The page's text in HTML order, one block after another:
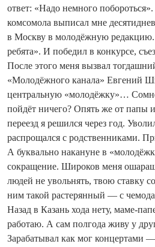
ответ: «Надо немного
комсомола выписал мне
в Москву в молодёжную
ребята». И победил в конкурсе,
После этого меня вызвал
«Молодёжного канала» Евгений
центральную «молодёжку»…
пойдёт ничего? Опять же от папы
переезд я решился через год.
распрощался с родственниками.
А буквально накануне в
сокращение. Широков меня
людей не увольнять, твою ставку
ним такой растерянный — с
Назад в Казань хода нету, маме-
работаю. А сам полгода живу у
Зарабатывал как мог концертами